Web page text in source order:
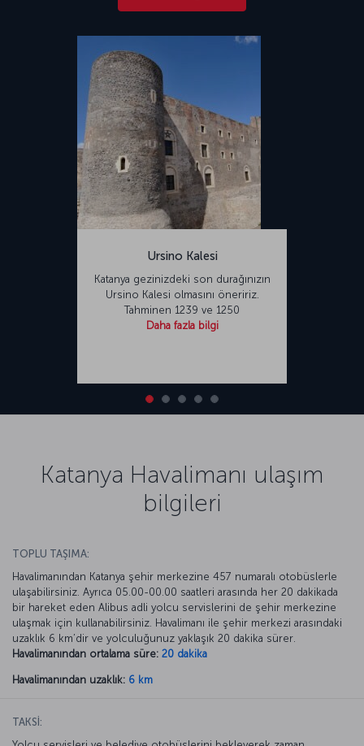
Ursino Kalesi
Katanya gezinizdeki son durağınızın
Ursino Kalesi olmasını öneririz.
Tahminen 1239 ve 1250
Daha fazla bilgi
Katanya Havalimanı ulaşım
bilgileri
TOPLU TAŞIMA:
Havalimanından Katanya şehir merkezine 457 numaralı otobüslerle
ulaşabilirsiniz. Ayrıca 05.00-00.00 saatleri arasında her 20 dakikada
bir hareket eden Alibus adli yolcu servislerini de şehir merkezine
ulaşmak için kullanabilirsiniz. Havalimanı ile şehir merkezi arasındaki
uzaklık 6 km’dir ve yolculuğunuz yaklaşık 20 dakika sürer.
Havalimanından ortalama süre: 20 dakika
Havalimanından uzaklık: 6 km
TAKSİ: